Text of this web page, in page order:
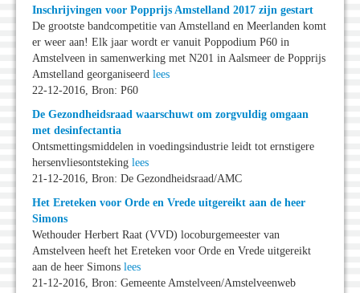
Inschrijvingen voor Popprijs Amstelland 2017 zijn gestart
De grootste bandcompetitie van Amstelland en Meerlanden komt
er weer aan! Elk jaar wordt er vanuit Poppodium P60 in
Amstelveen in samenwerking met N201 in Aalsmeer de Popprijs
Amstelland georganiseerd lees
22-12-2016, Bron: P60
De Gezondheidsraad waarschuwt om zorgvuldig omgaan
met desinfectantia
Ontsmettingsmiddelen in voedingsindustrie leidt tot ernstigere
hersenvliesontsteking lees
21-12-2016, Bron: De Gezondheidsraad/AMC
Het Ereteken voor Orde en Vrede uitgereikt aan de heer
Simons
Wethouder Herbert Raat (VVD) locoburgemeester van
Amstelveen heeft het Ereteken voor Orde en Vrede uitgereikt
aan de heer Simons lees
21-12-2016, Bron: Gemeente Amstelveen/Amstelveenweb